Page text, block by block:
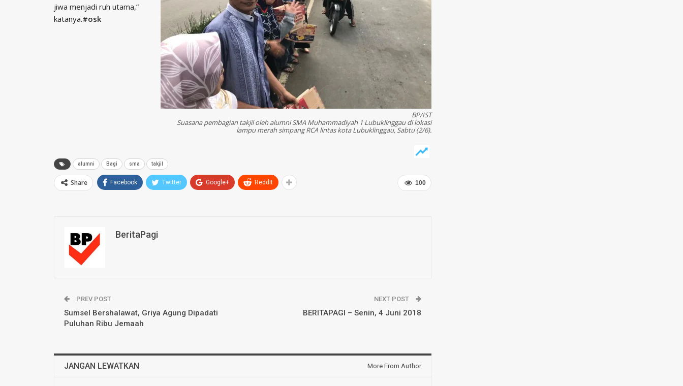
BP/IST
Suasana pembagian takjil oleh alumni SMA Muhammadiyah 1 Lubuklinggau di lokasi
lampu merah simpang RCA lintas kota Lubuklinggau, Sabtu (2/6).
jiwa menjadi ruh utama,”
katanya.#osk
alumni Bagi sma takjil
100
Share Facebook Twitter Google+ ReddIt
BeritaPagi
PREV POST
Sumsel Bershalawat, Griya Agung Dipadati
Puluhan Ribu Jemaah
NEXT POST
BERITAPAGI – Senin, 4 Juni 2018
JANGAN LEWATKAN More From Author